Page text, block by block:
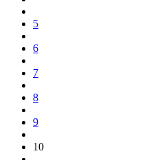
5
6
7
8
9
10